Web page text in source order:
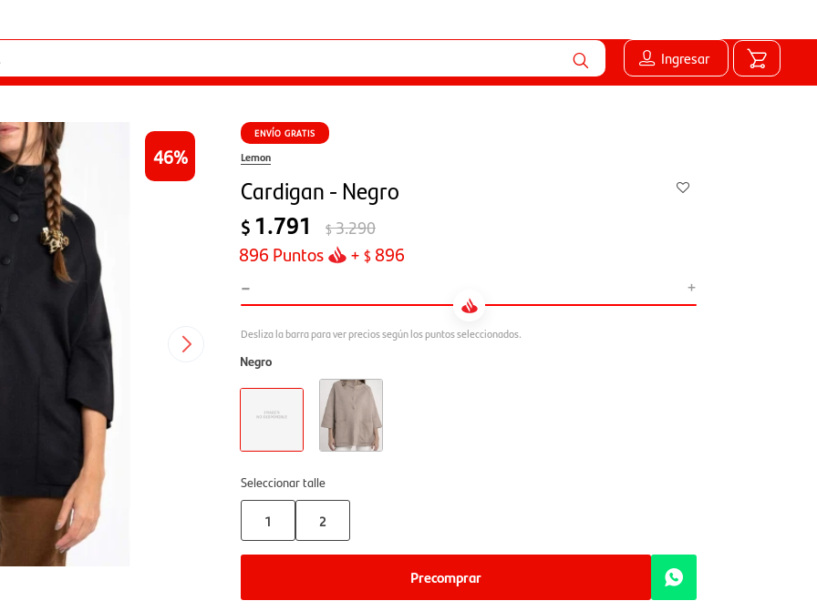
Ingresar
46
ENVÍO GRATIS
Lemon
Cardigan - Negro
$ 1.791 $3.290
896 Puntos + $ 896
- +
Negro
Seleccionar talle
1 2
Precomprar